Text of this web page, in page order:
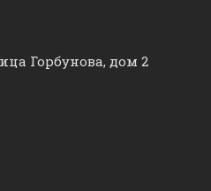
Горбунова, дом 2